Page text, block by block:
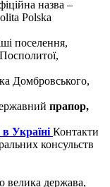
назва –
Polska
поселення,
Домбровського,
прапор,
Україні Контакти
консульств
велика держава,